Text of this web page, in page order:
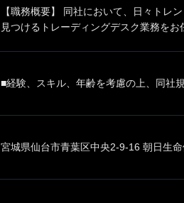
【職務概要】 同社において、日々トレ
見つけるトレーディングデスク業務を
■経験、スキル、年齢を考慮の上、同社
宮城県仙台市青葉区中央2-9-16 朝日生